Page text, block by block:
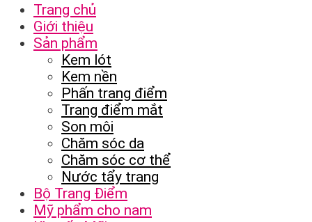
Trang chủ
Giới thiệu
Sản phẩm
Kem lót
Kem nền
Phấn trang điểm
Trang điểm mắt
Son môi
Chăm sóc da
Chăm sóc cơ thể
Nước tẩy trang
Bộ Trang Điểm
Mỹ phẩm cho nam